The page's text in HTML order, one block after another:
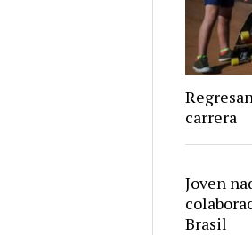
carrera
Joven
Brasil